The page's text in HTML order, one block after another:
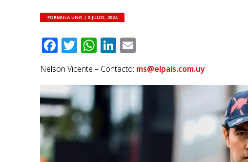
FORMULA UNO |8 JULIO, 2024
Facebook
Twitter
WhatsApp
LinkedIn
Nelson Vicente – Contacto: ms@elpais.com.uy